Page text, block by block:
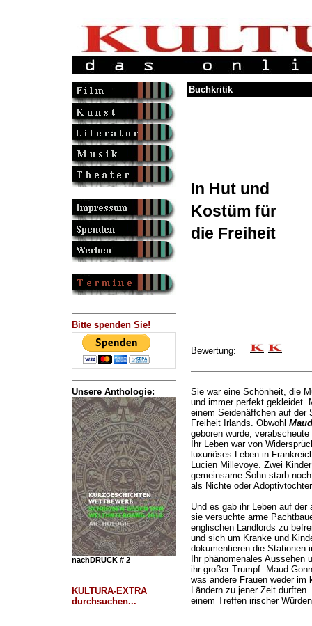
Bitte spenden Sie!
Unsere Anthologie:
nachDRUCK # 2
KULTURA-EXTRA
durchsuchen...
Buchkritik
In Hut und
Kostüm für
die Freiheit
Bewertung:
Sie war eine Schönheit, die
und immer perfekt gekleidet.
einem Seidenäffchen auf der
Freiheit Irlands. Obwohl
geboren wurde,
Ihr Leben war von
luxuriöses Leben in
Lucien Millevoye. Zwei
gemeinsame Sohn starb
als Nichte oder
Und es gab ihr Leben auf
sie versuchte arme
englischen Landlords zu
und sich um Kranke und
dokumentieren die Stationen
Ihr phänomenales Aussehen
ihr großer Trumpf: Maud
was andere Frauen weder im
Ländern zu jener Zeit
einem Treffen irischer